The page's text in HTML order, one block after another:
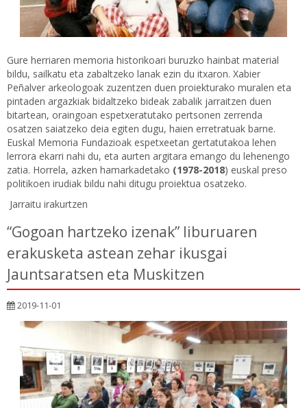
Gure herriaren memoria historikoari buruzko hainbat material
bildu, sailkatu eta zabaltzeko lanak ezin du itxaron. Xabier
Peñalver arkeologoak zuzentzen duen proiekturako muralen eta
pintaden argazkiak bidaltzeko bideak zabalik jarraitzen duen
bitartean, oraingoan espetxeratutako pertsonen zerrenda
osatzen saiatzeko deia egiten dugu, haien erretratuak barne.
Euskal Memoria Fundazioak espetxeetan gertatutakoa lehen
lerrora ekarri nahi du, eta aurten argitara emango du lehenengo
zatia. Horrela, azken hamarkadetako (1978-2018) euskal preso
politikoen irudiak bildu nahi ditugu proiektua osatzeko.
Jarraitu irakurtzen
“Gogoan hartzeko izenak” liburuaren
erakusketa astean zehar ikusgai
Jauntsaratsen eta Muskitzen
2019-11-01